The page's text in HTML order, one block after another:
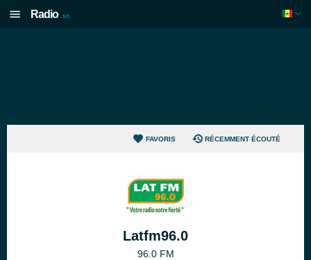
Radio .sn
FAVORIS RÉCEMMENT ÉCOUTÉ
Latfm96.0
96.0 FM